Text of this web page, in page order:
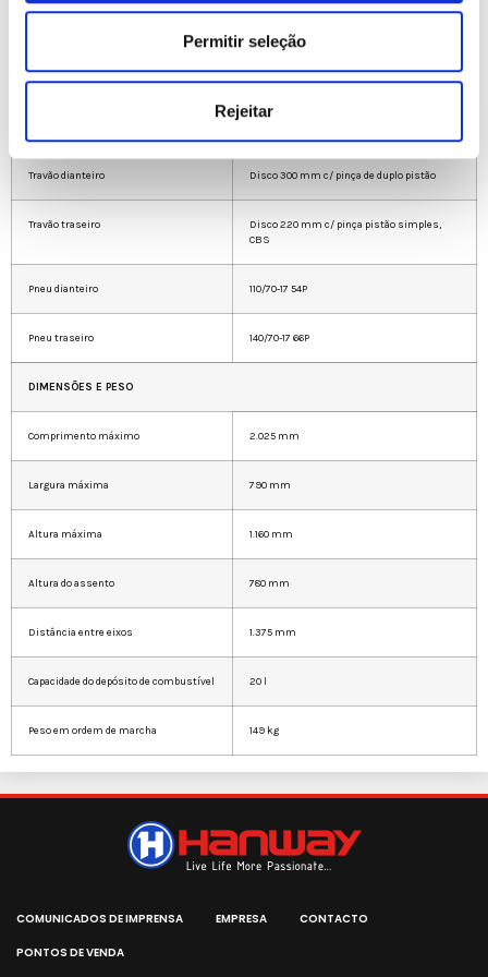
Permitir seleção
Rejeitar
Quadro Multitubular, dupla trave em tubo de aço
Travão dianteiro Disco 300 mm c/ pinça de duplo pistão
Travão traseiro
Disco 220 mm c/ pinça pistão simples,
CBS
Pneu dianteiro 110/70-17 54P
Pneu traseiro 140/70-17 66P
DIMENSÕES E PESO
Comprimento máximo 2.025 mm
Largura máxima 790 mm
Altura máxima 1.160 mm
Altura do assento 780 mm
Distância entre eixos 1.375 mm
Capacidade do depósito de combustível 20 l
Peso em ordem de marcha 149 kg
COMUNICADOS DE IMPRENSA EMPRESA CONTACTO
PONTOS DE VENDA